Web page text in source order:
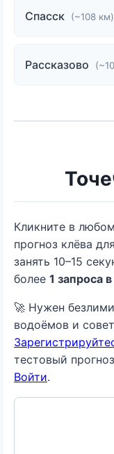
Спасск (~108 км)
Рассказово
Кликните в
прогноз клёва
занять 10–15
более 1 запроса
🚀 Нужен
водоёмов и
тестовый
Войти.